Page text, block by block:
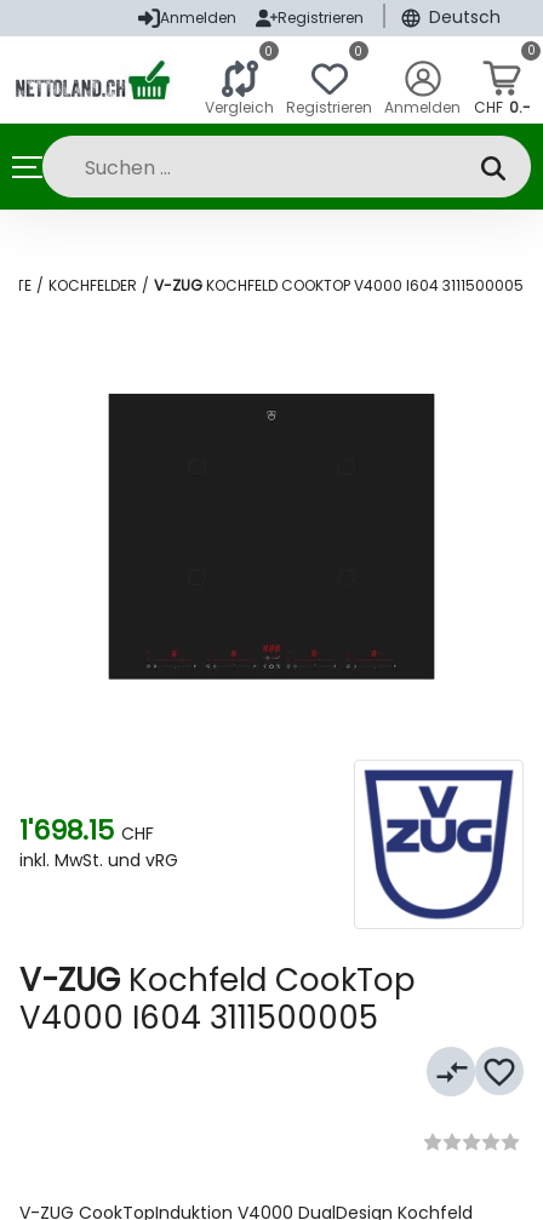
Anmelden Registrieren Deutsch
0
Vergleich
0
Registrieren Anmelden
0
CHF 0.-
/ KOCHFELDER / V-ZUGKOCHFELD COOKTOP V4000 I604 3111500005
1'698.15 CHF
inkl. MwSt. und vRG
V-ZUG Kochfeld CookTop
V4000 I604 3111500005
compare_arrows favorite_border
V-ZUG CookTopInduktion V4000 DualDesign Kochfeld